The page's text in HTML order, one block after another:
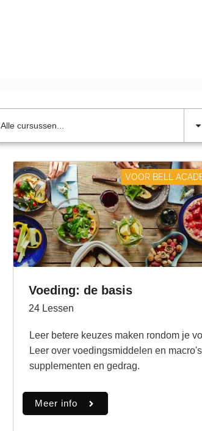
Alle cursussen...
VOOR BELL
Voeding: de basis
24 Lessen
Leer betere keuzes maken rondom je
Leer over voedingsmiddelen en
supplementen en gedrag.
Meer info